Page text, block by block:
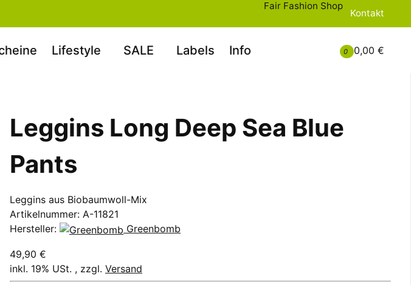
Kontakt
Fair Fashion Shop
0 0,00 €
Lifestyle SALE Labels Info
Leggins Long Deep Sea Blue
Pants
Leggins aus Biobaumwoll-Mix
Artikelnummer: A-11821
Hersteller:
Greenbomb
49,90 €
inkl. 19% USt. , zzgl. Versand